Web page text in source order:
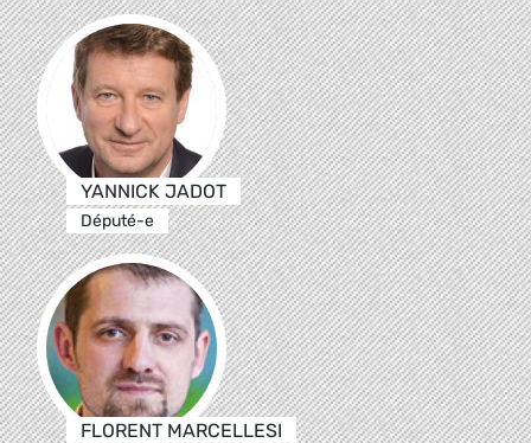
YANNICK JADOT
Député-e
FLORENT MARCELLESI